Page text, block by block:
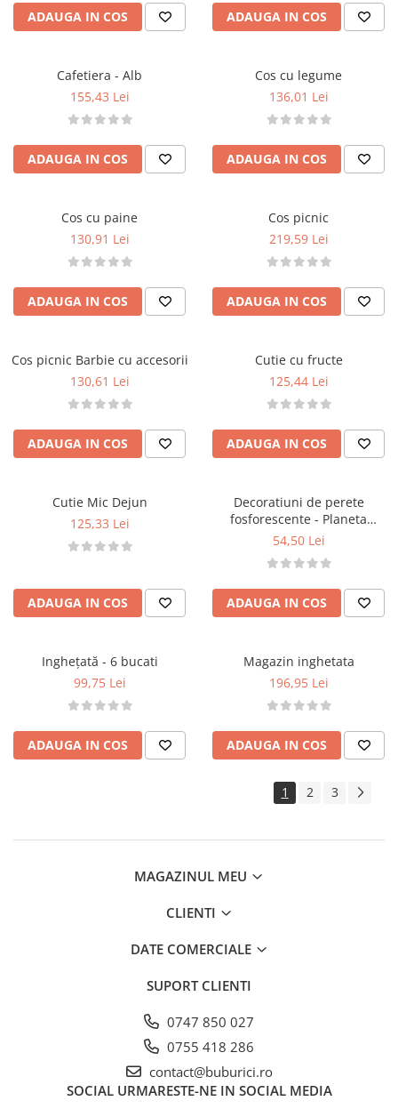
ADAUGA IN COS ADAUGA IN COS
Cafetiera - Alb
155,43 Lei
ADAUGA IN COS
Cos cu legume
136,01 Lei
ADAUGA IN COS
Cos cu paine
130,91 Lei
ADAUGA IN COS
Cos picnic
219,59 Lei
ADAUGA IN COS
Cos picnic Barbie cu accesorii
130,61 Lei
ADAUGA IN COS
Cutie cu fructe
125,44 Lei
ADAUGA IN COS
Cutie Mic Dejun
125,33 Lei
ADAUGA IN COS
Decoratiuni de perete
fosforescente - Planeta
Pamant
54,50 Lei
ADAUGA IN COS
Inghețată - 6 bucati
99,75 Lei
ADAUGA IN COS
Magazin inghetata
196,95 Lei
ADAUGA IN COS
1 2 3
MAGAZINUL MEU
CLIENTI
DATE COMERCIALE
SUPORT CLIENTI
0747 850 027
0755 418 286
contact@buburici.ro
SOCIAL URMARESTE-NE IN SOCIAL MEDIA